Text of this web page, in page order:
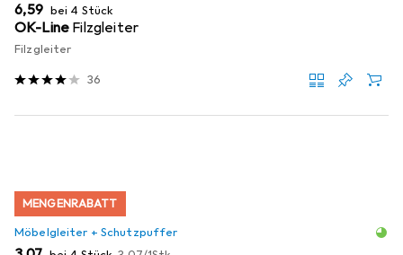
EUR
6,59 bei 4 Stück
OK-Line Filzgleiter
Filzgleiter
36
MENGENRABATT
Möbelgleiter + Schutzpuffer
EUR